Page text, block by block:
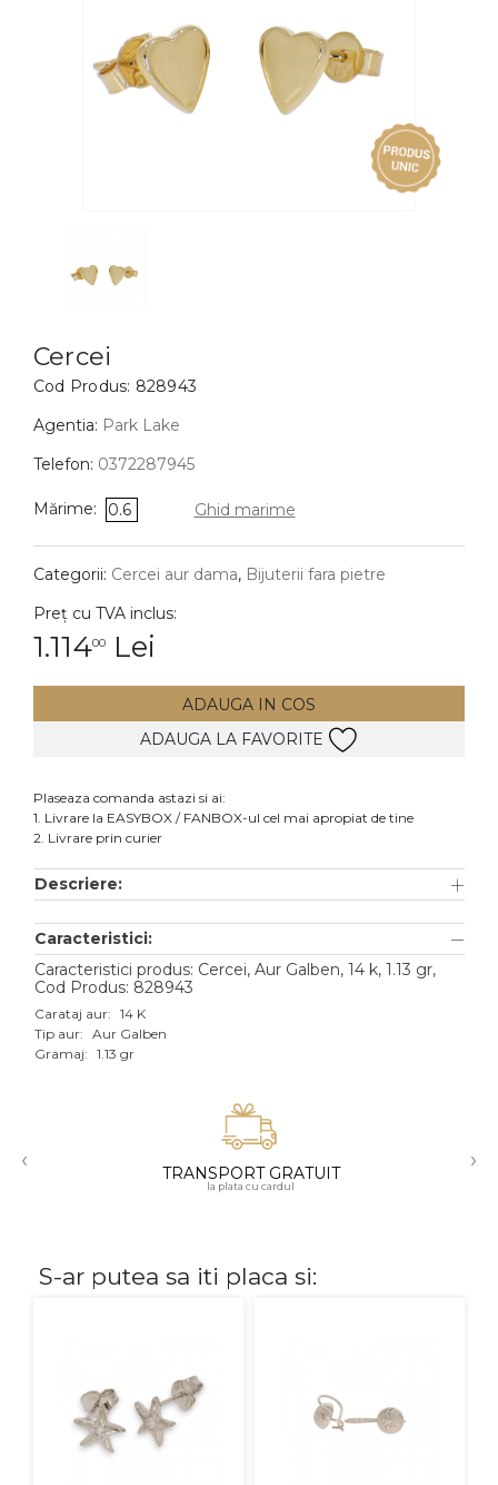
BIJUTERII COPII
Cercei
Bratari
Coliere
Lanturi
Pandantive
DIAMANTE Vezi toate
Cercei
Accesorii
Aur alb
Aur roz
Aur mixt
18K
Cercei
Cod Produs: 828943
Agentia: Park Lake
Telefon: 0372287945
Mărime: 0.6 Ghid marime
Categorii: Cercei aur dama, Bijuterii fara pietre
Preț cu TVA inclus:
1.11400 Lei
ADAUGA IN COS
ADAUGA LA FAVORITE
Plaseaza comanda astazi si ai:
1. Livrare la EASYBOX / FANBOX-ul cel mai apropiat de tine
2. Livrare prin curier
Descriere:
Caracteristici:
Caracteristici produs: Cercei, Aur Galben, 14 k, 1.13 gr,
Cod Produs: 828943
Carataj aur: 14 K
Tip aur: Aur Galben
Gramaj: 1.13 gr
‹ TRANSPORT GRATUIT
la plata cu cardul
›
S-ar putea sa iti placa si: